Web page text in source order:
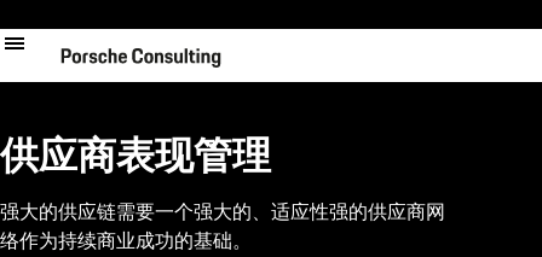
转
到
主
内
容
供应商表现管理
强大的供应链需要一个强大的、适应性强的供应商网
络作为持续商业成功的基础。